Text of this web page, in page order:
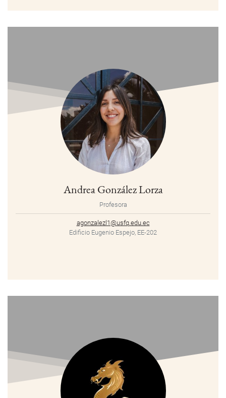
Andrea González Lorza
Profesora
agonzalezl1@usfq.edu.ec
Edificio Eugenio Espejo, EE-202